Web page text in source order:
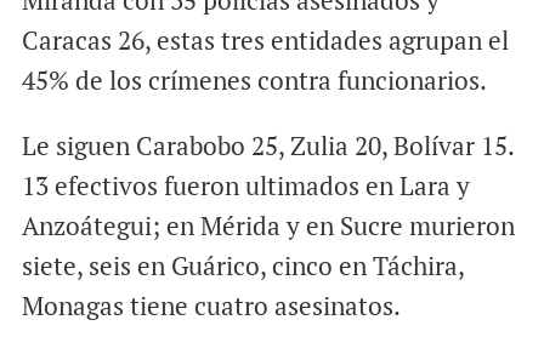
Caracas 26, estas tres entidades agrupan el
45% de los crímenes contra funcionarios.
Le siguen Carabobo 25, Zulia 20, Bolívar 15.
13 efectivos fueron ultimados en Lara y
Anzoátegui; en Mérida y en Sucre murieron
siete, seis en Guárico, cinco en Táchira,
Monagas tiene cuatro asesinatos.